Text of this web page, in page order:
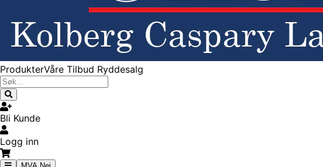
ProdukterVåre Tilbud Ryddesalg
Bli Kunde
Logg inn